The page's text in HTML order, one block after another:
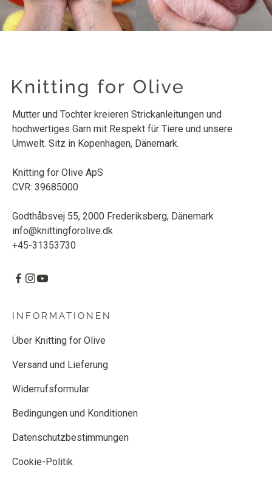
Mutter und Tochter kreieren Strickanleitungen und
hochwertiges Garn mit Respekt für Tiere und unsere
Umwelt. Sitz in Kopenhagen, Dänemark.
Knitting for Olive ApS
CVR: 39685000
Godthåbsvej 55, 2000 Frederiksberg, Dänemark
info@knittingforolive.dk
+45-31353730
INFORMATIONEN
Über Knitting for Olive
Versand und Lieferung
Widerrufsformular
Bedingungen und Konditionen
Datenschutzbestimmungen
Cookie-Politik